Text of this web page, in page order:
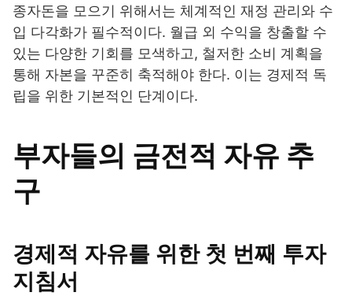
종자돈을 모으기 위해서는 체계적인 재정 관리와 수
입 다각화가 필수적이다. 월급 외 수익을 창출할 수
있는 다양한 기회를 모색하고, 철저한 소비 계획을
통해 자본을 꾸준히 축적해야 한다. 이는 경제적 독
립을 위한 기본적인 단계이다.
부자들의 금전적 자유 추
구
경제적 자유를 위한 첫 번째 투자
지침서